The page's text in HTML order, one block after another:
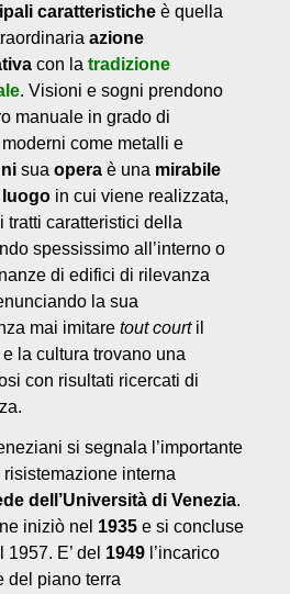
caratteristiche è quella
azione
con la tradizione
. Visioni e sogni prendono
manuale in grado di
come metalli e
sua opera è una mirabile
luogo in cui viene realizzata,
tratti caratteristici della
spessissimo all’interno o
di edifici di rilevanza
la sua
mai imitare tout courtil
la cultura trovano una
con risultati ricercati di
si segnala l’importante
interna
dell’Università di Venezia.
iniziò nel 1935 e si concluse
E’ del 1949 l’incarico
del piano terra